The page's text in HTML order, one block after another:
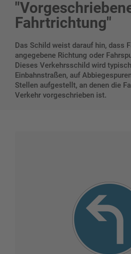
Fahrtrichtung"
Das Schild weist darauf hin, dass
angegebene Richtung oder
Dieses Verkehrsschild wird
Einbahnstraßen, auf
Stellen aufgestellt, an denen die
Verkehr vorgeschrieben ist.